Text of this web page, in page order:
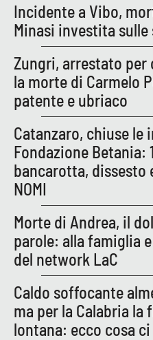
LaC TV
LaC Network
LaC OnAir
EDIZIONI
LOCALI
Catanzaro
Crotone
Vibo Valentia
Reggio Calabria
Cosenza
Incidente a Vibo,
Minasi investita
Zungri, arrestato
la morte di Carmelo
patente e ubriaco
Catanzaro, chiuse le
Fondazione Betania:
bancarotta,
NOMI
Morte di Andrea, il
parole: alla famiglia
del network LaC
Caldo soffocante
ma per la Calabria la
lontana: ecco cosa